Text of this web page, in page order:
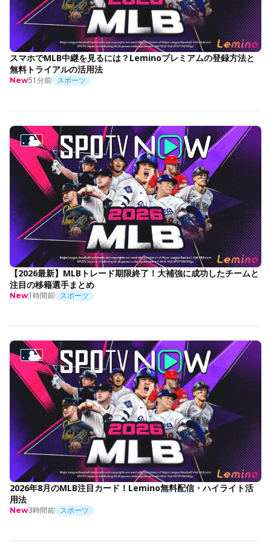
スマホでMLB中継を見るには？Leminoプレミアムの登録方法と
無料トライアルの活用法
New51分前 スポーツ
【2026最新】MLBトレード期限終了！大補強に成功したチームと
注目の移籍選手まとめ
New1時間前 スポーツ
2026年8月のMLB注目カード！Lemino無料配信・ハイライト活
用法
New3時間前 スポーツ